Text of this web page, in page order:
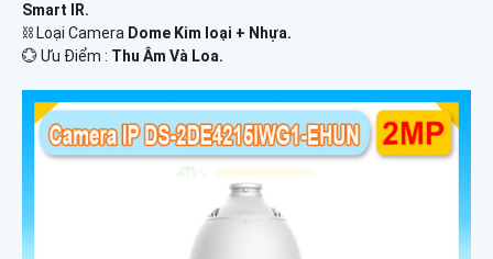
Smart IR.
⛓ Loại Camera Dome Kim loại + Nhựa.
️💮 Ưu Điểm : Thu Âm Và Loa.